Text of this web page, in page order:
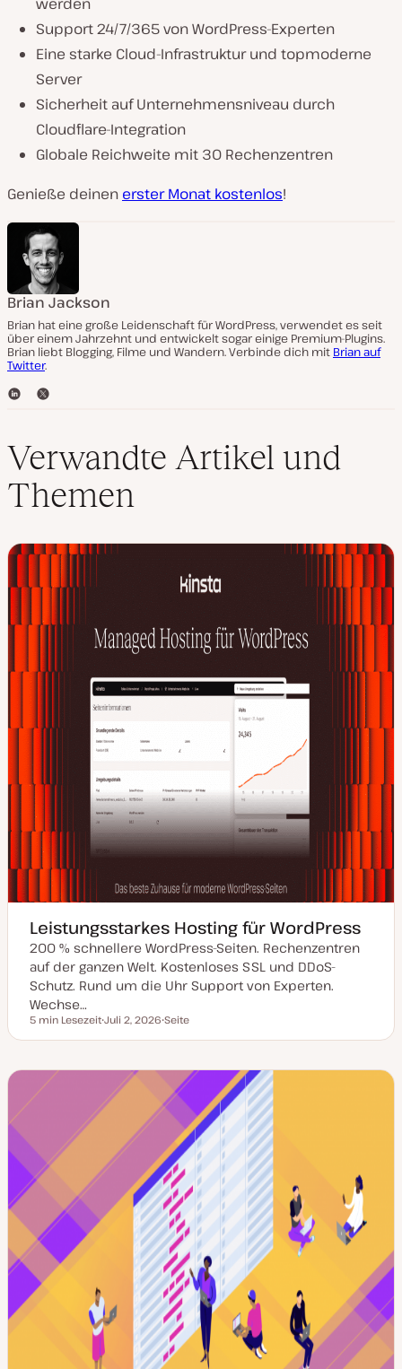
Support 24/7/365 von WordPress-Experten
Eine starke Cloud-Infrastruktur und topmoderne
Server
Sicherheit auf Unternehmensniveau durch
Cloudflare-Integration
Globale Reichweite mit 30 Rechenzentren
Genieße deinen erster Monat kostenlos!
Brian Jackson
Brian hat eine große Leidenschaft für WordPress, verwendet es seit
über einem Jahrzehnt und entwickelt sogar einige Premium-Plugins.
Brian liebt Blogging, Filme und Wandern. Verbinde dich mit Brian auf
Twitter.
L
k
e
d
I
n
T
t
e
r
Verwandte Artikel und
Themen
Leistungsstarkes Hosting für WordPress
200 % schnellere WordPress-Seiten. Rechenzentren
auf der ganzen Welt. Kostenloses SSL und DDoS-
Schutz. Rund um die Uhr Support von Experten.
Wechse…
Lesezeit
5 min Lesezeit
a
k
t
s
t
Juli 2, 2026
o
p
Seite